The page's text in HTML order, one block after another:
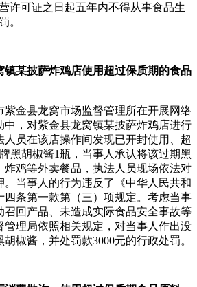
许可证之日起五年内不得从事食品生
。
镇某披萨炸鸡店使用超过保质期的食品
紫金县龙窝市场监督管理所在开展网络
中，对紫金县龙窝镇某披萨炸鸡店进行
员在该店操作间发现已开封使用、超
黑胡椒酱1瓶，当事人承认将该过期黑
炸鸡等外卖餐品，执法人员现场依法对
。当事人的行为违反了《中华人民共和
四条第一款第（三）项规定。考虑当事
召回产品、未造成实际食品安全事故等
管理局依照相关规定，对当事人作出没
椒酱，并处罚款3000元的行政处罚。